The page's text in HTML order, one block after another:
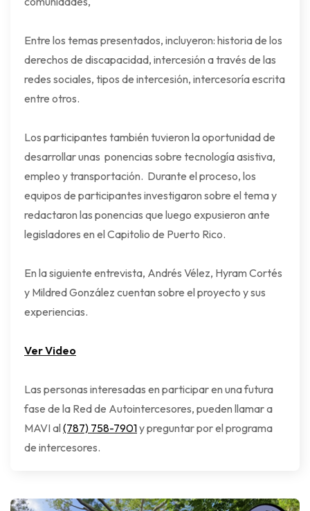
Entre los temas presentados, incluyeron: historia de los
derechos de discapacidad, intercesión a través de las
redes sociales, tipos de intercesión, intercesoría escrita
entre otros.
Los participantes también tuvieron la oportunidad de
desarrollar unas ponencias sobre tecnología asistiva,
empleo y transportación. Durante el proceso, los
equipos de participantes investigaron sobre el tema y
redactaron las ponencias que luego expusieron ante
legisladores en el Capitolio de Puerto Rico.
En la siguiente entrevista, Andrés Vélez, Hyram Cortés
y Mildred González cuentan sobre el proyecto y sus
experiencias.
Ver Video
Las personas interesadas en participar en una futura
fase de la Red de Autointercesores, pueden llamar a
MAVI al(787) 758-7901y preguntar por el programa
de intercesores.